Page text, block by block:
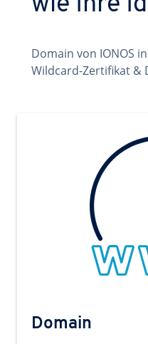
Domain von IONOS
Wildcard-Zertifikat &
Domain